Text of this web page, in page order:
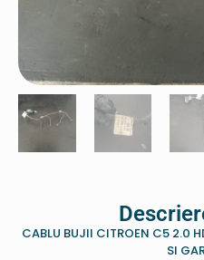
CABLU BUJII CITROEN C5 2.0
SI